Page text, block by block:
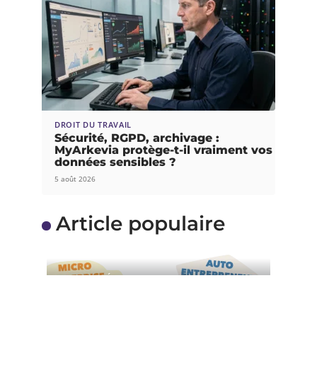
DROIT DU TRAVAIL
Sécurité, RGPD, archivage :
MyArkevia protège-t-il vraiment vos
données sensibles ?
5 août 2026
Article populaire
ACTUALITÉS